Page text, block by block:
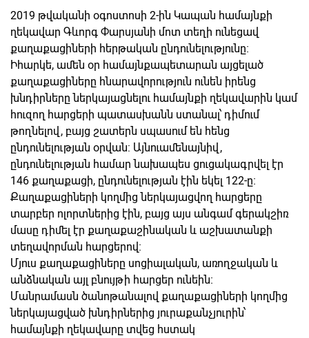
2019 թվականի օգոստոսի 2-ին Կապան համայնքի
ղեկավար Գևորգ Փարսյանի մոտ տեղի ունեցավ
քաղաքացիների հերթական ընդունելությունը։
Իհարկե, ամեն օր համայնքապետարան այցելած
քաղաքացիները հնարավորություն ունեն իրենց
խնդիրները ներկայացնելու համայնքի ղեկավարին կամ
հուզող հարցերի պատասխանն ստանալ՝ դիմում
թողնելով, բայց շատերն սպասում են հենց
ընդունելության օրվան: Այնուամենայնիվ,
ընդունելության համար նախապես ցուցակագրվել էր
146 քաղաքացի, ընդունելության էին եկել 122-ը։
Քաղաքացիների կողմից ներկայացվող հարցերը
տարբեր ոլորտներից էին, բայց այս անգամ գերակշիռ
մասը դիմել էր քաղաքաշինական և աշխատանքի
տեղավորման հարցերով։
Մյուս քաղաքացիները սոցիալական, առողջական և
անձնական այլ բնույթի հարցեր ունեին։
Մանրամասն ծանոթանալով քաղաքացիների կողմից
ներկայացված խնդիրներից յուրաքանչյուրին՝
համայնքի ղեկավարը տվեց հստակ